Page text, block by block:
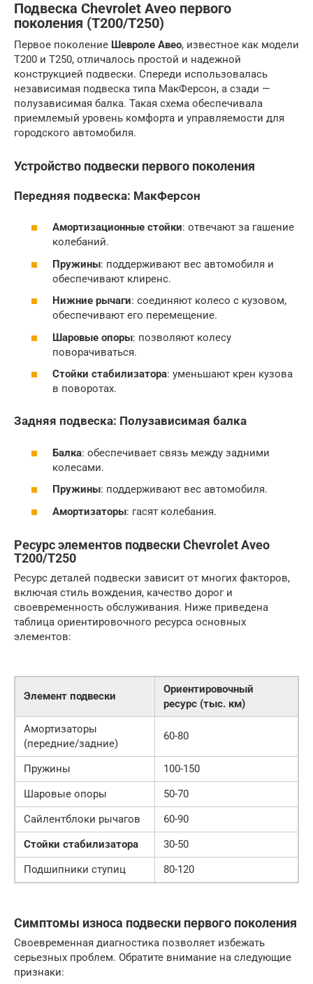
Подвеска Chevrolet Aveo первого
поколения (T200/T250)
Первое поколение Шевроле Авео, известное как модели
T200 и T250, отличалось простой и надежной
конструкцией подвески. Спереди использовалась
независимая подвеска типа МакФерсон, а сзади —
полузависимая балка. Такая схема обеспечивала
приемлемый уровень комфорта и управляемости для
городского автомобиля.
Устройство подвески первого поколения
Передняя подвеска: МакФерсон
Амортизационные стойки: отвечают за гашение
колебаний.
Пружины: поддерживают вес автомобиля и
обеспечивают клиренс.
Нижние рычаги: соединяют колесо с кузовом,
обеспечивают его перемещение.
Шаровые опоры: позволяют колесу
поворачиваться.
Стойки стабилизатора: уменьшают крен кузова
в поворотах.
Задняя подвеска: Полузависимая балка
Балка: обеспечивает связь между задними
колесами.
Пружины: поддерживают вес автомобиля.
Амортизаторы: гасят колебания.
Ресурс элементов подвески Chevrolet Aveo
T200/T250
Ресурс деталей подвески зависит от многих факторов,
включая стиль вождения, качество дорог и
своевременность обслуживания. Ниже приведена
таблица ориентировочного ресурса основных
элементов:
Элемент подвески
Ориентировочный
ресурс (тыс. км)
Амортизаторы
(передние/задние)
60-80
Пружины
100-150
Шаровые опоры
50-70
Сайлентблоки рычагов
60-90
Стойки стабилизатора
30-50
Подшипники ступиц
80-120
Симптомы износа подвески первого поколения
Своевременная диагностика позволяет избежать
серьезных проблем. Обратите внимание на следующие
признаки: